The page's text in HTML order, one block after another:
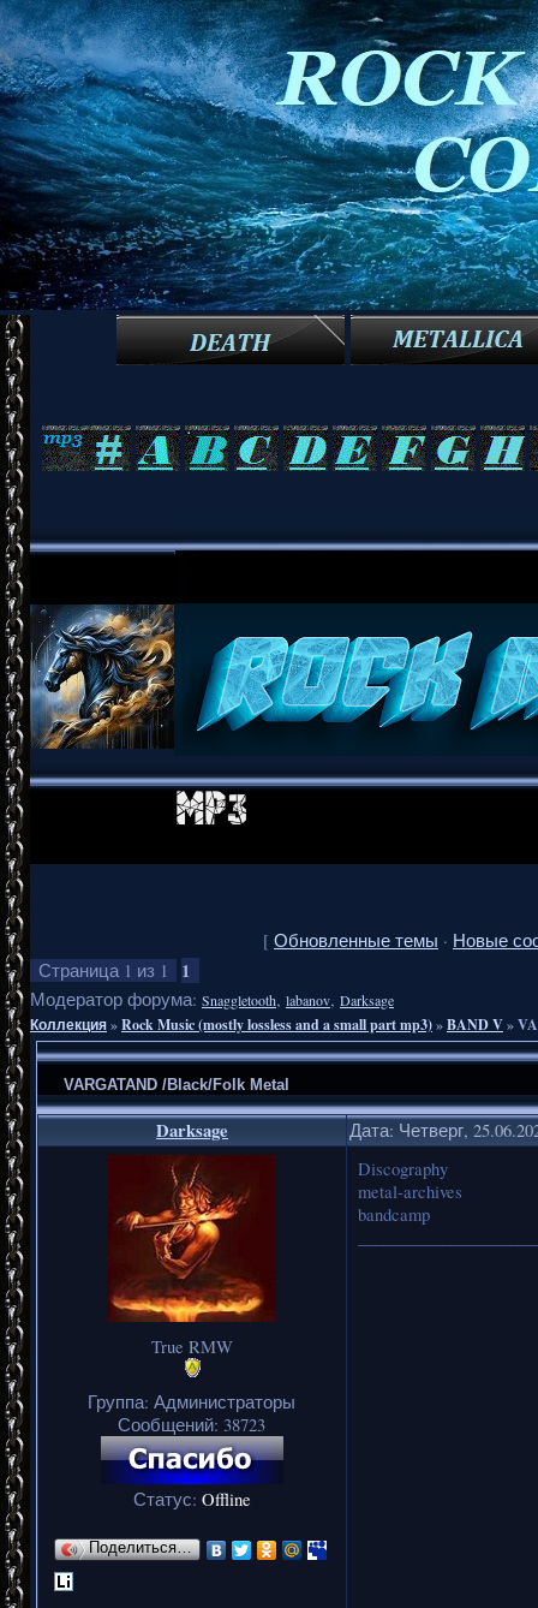
[ Обновленные темы · Новые
Страница 1 из 1 1
Модератор форума: Snaggletooth, labanov, Darksage
Коллекция»Rock Music (mostly lossless and a small part mp3)»BAND V»
VARGATAND /Black/Folk Metal
Darksage Дата: Четверг,
True RMW
Группа: Администраторы
Сообщений: 38723
Статус: Offline
Поделиться…
Discography
metal-archives
bandcamp